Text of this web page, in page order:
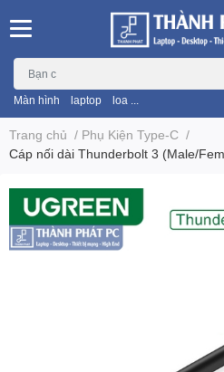
Màn hình laptop loa ...
Trang chủ / Phụ Kiện Type-C /
Cáp nối dài Thunderbolt 3 (Male/